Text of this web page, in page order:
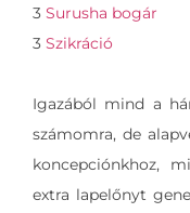
3 Surusha bogár
3 Szikráció
Igazából mind a
számomra, de
koncepciónkhoz,
extra lapelőnyt